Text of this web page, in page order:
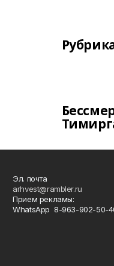
Эл. почта
arhvest@rambler.ru
Прием рекламы:
WhatsApp 8-963-902-50-